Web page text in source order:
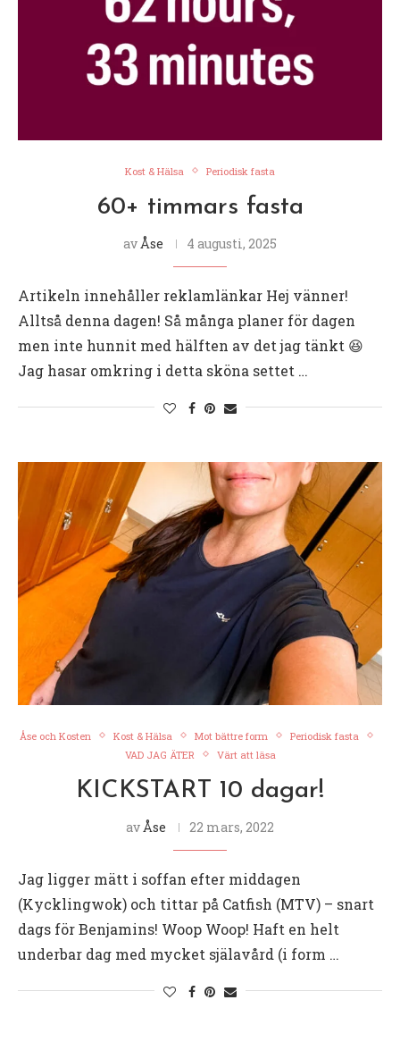
Kost & Hälsa Periodisk fasta
60+ timmars fasta
av Åse 4 augusti, 2025
Artikeln innehåller reklamlänkar Hej vänner!
Alltså denna dagen! Så många planer för dagen
men inte hunnit med hälften av det jag tänkt 😆
Jag hasar omkring i detta sköna settet …
Åse och Kosten Kost & Hälsa Mot bättre form
Periodisk fasta
VAD JAG ÄTER
Värt att läsa
KICKSTART 10 dagar!
av Åse 22 mars, 2022
Jag ligger mätt i soffan efter middagen
(Kycklingwok) och tittar på Catfish (MTV) – snart
dags för Benjamins! Woop Woop! Haft en helt
underbar dag med mycket själavård (i form …